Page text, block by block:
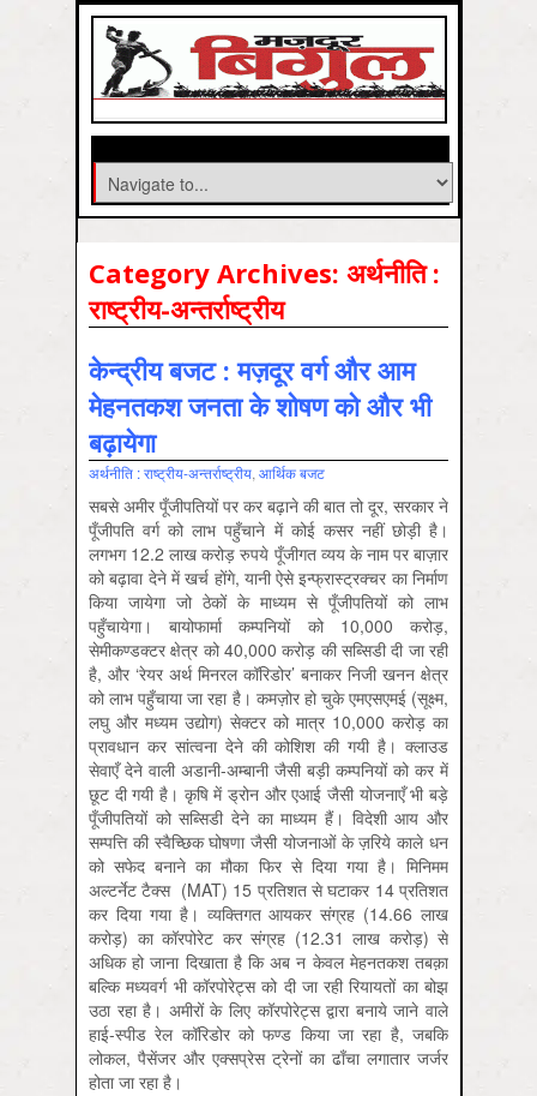
Category Archives: अर्थनीति :
राष्‍ट्रीय-अन्‍तर्राष्‍ट्रीय
केन्द्रीय बजट : मज़दूर वर्ग और आम
मेहनतकश जनता के शोषण को और भी
बढ़ायेगा
अर्थनीति : राष्‍ट्रीय-अन्‍तर्राष्‍ट्रीय, आर्थिक बजट
सबसे अमीर पूँजीपतियों पर कर बढ़ाने की बात तो दूर, सरकार ने
पूँजीपति वर्ग को लाभ पहुँचाने में कोई कसर नहीं छोड़ी है।
लगभग 12.2 लाख करोड़ रुपये पूँजीगत व्यय के नाम पर बाज़ार
को बढ़ावा देने में खर्च होंगे, यानी ऐसे इन्फ्रास्ट्रक्चर का निर्माण
किया जायेगा जो ठेकों के माध्यम से पूँजीपतियों को लाभ
पहुँचायेगा। बायोफार्मा कम्पनियों को 10,000 करोड़,
सेमीकण्डक्टर क्षेत्र को 40,000 करोड़ की सब्सिडी दी जा रही
है, और ‘रेयर अर्थ मिनरल कॉरिडोर’ बनाकर निजी खनन क्षेत्र
को लाभ पहुँचाया जा रहा है। कमज़ोर हो चुके एमएसएमई (सूक्ष्म,
लघु और मध्यम उद्योग) सेक्टर को मात्र 10,000 करोड़ का
प्रावधान कर सांत्वना देने की कोशिश की गयी है। क्लाउड
सेवाएँ देने वाली अडानी-अम्बानी जैसी बड़ी कम्पनियों को कर में
छूट दी गयी है। कृषि में ड्रोन और एआई जैसी योजनाएँ भी बड़े
पूँजीपतियों को सब्सिडी देने का माध्यम हैं। विदेशी आय और
सम्पत्ति की स्वैच्छिक घोषणा जैसी योजनाओं के ज़रिये काले धन
को सफेद बनाने का मौका फिर से दिया गया है। मिनिमम
अल्टर्नेट टैक्स (MAT) 15 प्रतिशत से घटाकर 14 प्रतिशत
कर दिया गया है। व्यक्तिगत आयकर संग्रह (14.66 लाख
करोड़) का कॉरपोरेट कर संग्रह (12.31 लाख करोड़) से
अधिक हो जाना दिखाता है कि अब न केवल मेहनतकश तबक़ा
बल्कि मध्यवर्ग भी कॉरपोरेट्स को दी जा रही रियायतों का बोझ
उठा रहा है। अमीरों के लिए कॉरपोरेट्स द्वारा बनाये जाने वाले
हाई-स्पीड रेल कॉरिडोर को फण्ड किया जा रहा है, जबकि
लोकल, पैसेंजर और एक्सप्रेस ट्रेनों का ढाँचा लगातार जर्जर
होता जा रहा है।